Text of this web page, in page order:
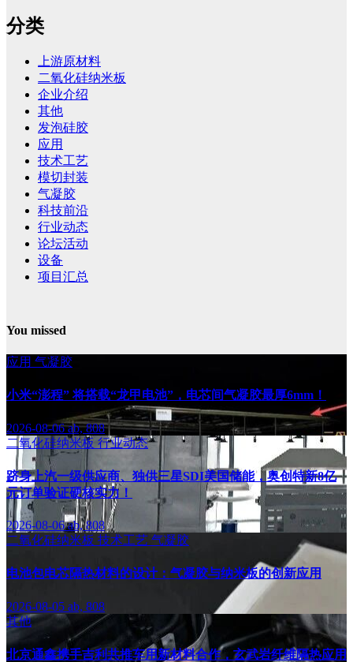
分类
上游原材料
二氧化硅纳米板
企业介绍
其他
发泡硅胶
应用
技术工艺
模切封装
气凝胶
科技前沿
行业动态
论坛活动
设备
项目汇总
You missed
应用 气凝胶
小米“澎程” 将搭载“龙甲电池”，电芯间气凝胶最厚6mm！
2026-08-06ab, 808
二氧化硅纳米板 行业动态
跻身上汽一级供应商、独供三星SDI美国储能，奥创特新8亿
元订单验证硬核实力！
2026-08-06ab, 808
二氧化硅纳米板 技术工艺 气凝胶
电池包电芯隔热材料的设计：气凝胶与纳米板的创新应用
2026-08-05 ab, 808
其他
北京通鑫携手吉利共推车用新材料合作，玄武岩纤维隔热应用